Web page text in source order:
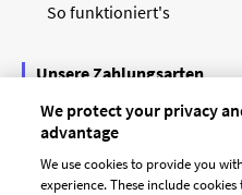
So funktioniert's
Unsere Zahlungsarten
We protect your privacy
advantage
We use cookies to provide you
experience. These include